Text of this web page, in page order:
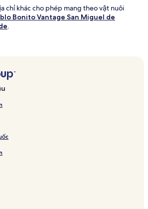
chỉ khác cho phép mang theo vật nuôi
Bonito Vantage San Miguel de
.